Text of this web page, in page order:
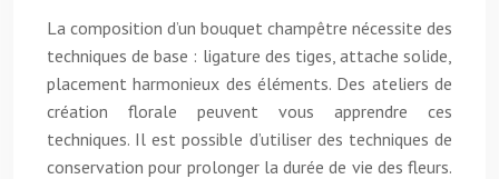
La composition d’un bouquet champêtre nécessite des
techniques de base : ligature des tiges, attache solide,
placement harmonieux des éléments. Des ateliers de
création florale peuvent vous apprendre ces
techniques. Il est possible d’utiliser des techniques de
conservation pour prolonger la durée de vie des fleurs.